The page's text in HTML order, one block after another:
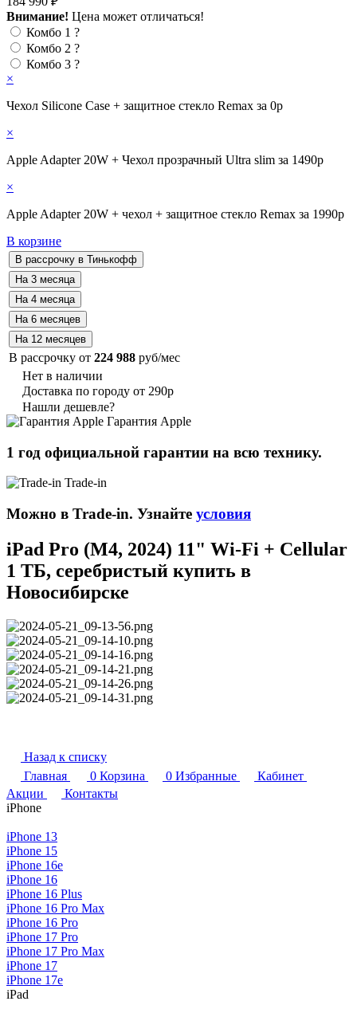
Внимание! Цена может отличаться!
Комбо 1 ?
Комбо 2 ?
Комбо 3 ?
×
Чехол Silicone Case + защитное стекло Remax за 0р
×
Apple Adapter 20W + Чехол прозрачный Ultra slim за 1490р
×
Apple Adapter 20W + чехол + защитное стекло Remax за 1990р
В корзине
В рассрочку от 224 988 руб/мес
Нет в наличии
Доставка по городу от 290р
Нашли дешевле?
Гарантия Apple
1 год официальной гарантии на всю технику.
Trade-in
Можно в Trade-in. Узнайте условия
iPad Pro (M4, 2024) 11" Wi-Fi + Cellular
1 ТБ, серебристый купить в
Новосибирске
Назад к списку
Главная
0 Корзина 0 Избранные
Кабинет
Акции
Контакты
iPhone
iPhone 13
iPhone 15
iPhone 16e
iPhone 16
iPhone 16 Plus
iPhone 16 Pro Max
iPhone 16 Pro
iPhone 17 Pro
iPhone 17 Pro Max
iPhone 17
iPhone 17e
iPad